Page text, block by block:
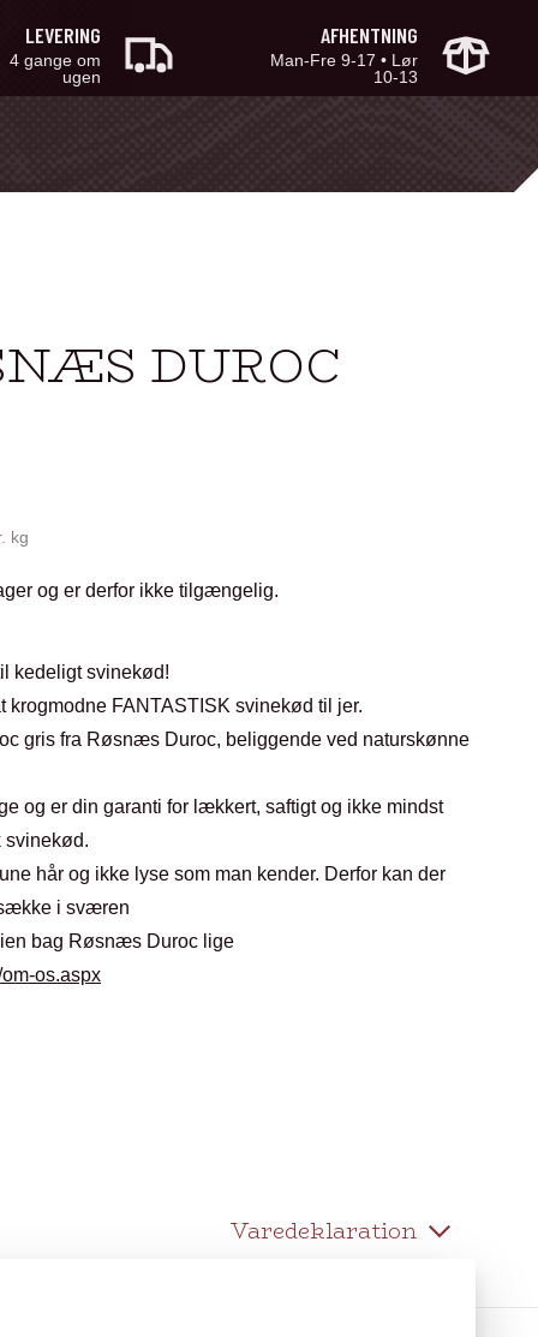
LEVERING
4 gange om
ugen
AFHENTNING
Man-Fre 9-17 • Lør
10-13
DUROC
kg
og er derfor ikke tilgængelig.
kedeligt svinekød!
krogmodne FANTASTISK svinekød til jer.
gris fra Røsnæs Duroc, beliggende ved naturskønne
og er din garanti for lækkert, saftigt og ikke mindst
svinekød.
hår og ikke lyse som man kender. Derfor kan der
i sværen
bag Røsnæs Duroc lige
os.aspx
Varedeklaration